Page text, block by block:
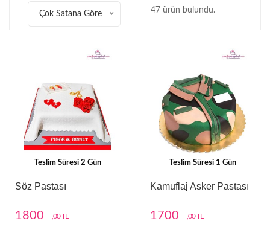
Çok Satana Göre 47 ürün bulundu.
Teslim Süresi 2 Gün
Söz Pastası
1800 ,00 TL
Teslim Süresi 1 Gün
Kamuflaj Asker Pastası
1700 ,00 TL